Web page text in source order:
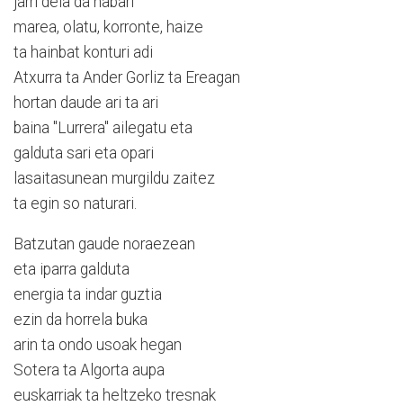
marea, olatu, korronte, haize
ta hainbat konturi adi
Atxurra ta Ander Gorliz ta Ereagan
hortan daude ari ta ari
baina "Lurrera" ailegatu eta
galduta sari eta opari
lasaitasunean murgildu zaitez
ta egin so naturari.
Batzutan gaude noraezean
eta iparra galduta
energia ta indar guztia
ezin da horrela buka
arin ta ondo usoak hegan
Sotera ta Algorta aupa
euskarriak ta heltzeko tresnak